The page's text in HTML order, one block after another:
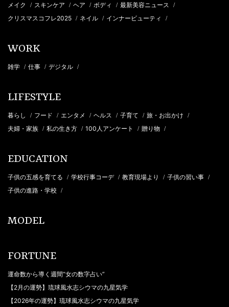
メイク / スキンケア / ヘア / ボディ / 最新美容ニュース /
クリスマスコフレ2025 / ネイル / インナービューティ /
WORK
雑学 / 仕事 / デジタル /
LIFESTYLE
暮らし / フード / エンタメ / ヘルス / 子育て / 旅・お出かけ /
夫婦・家族 / 私の生き方 / 100人アンケート / 贈り物 /
EDUCATION
子供の五感を育てる / 学校行事コーデ / 教育現場より / 子供の習い事 /
子供の進路・学校 /
MODEL
FORTUNE
運命数から導く週間“女の数字占い”
【2月の運勢】琉球風水志シウマの九星気学
【2026年の運勢】琉球風水志シウマの九星気学